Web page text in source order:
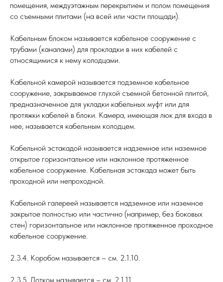
помещения, междуэтажным перекрытием и полом помещения
со съемными плитами (на всей или части площади).
Кабельным блоком называется кабельное сооружение с
трубами (каналами) для прокладки в них кабелей с
относящимися к нему колодцами.
Кабельной камерой называется подземное кабельное
сооружение, закрываемое глухой съемной бетонной плитой,
предназначенное для укладки кабельных муфт или для
протяжки кабелей в блоки. Камера, имеющая люк для входа в
нее, называется кабельным колодцем.
Кабельной эстакадой называется надземное или наземное
открытое горизонтальное или наклонное протяженное
кабельное сооружение. Кабельная эстакада может быть
проходной или непроходной.
Кабельной галереей называется надземное или наземное
закрытое полностью или частично (например, без боковых
стен) горизонтальное или наклонное протяженное проходное
кабельное сооружение.
2.3.4. Коробом называется – см. 2.1.10.
2.3.5. Лотком называется – см. 2.1.11.